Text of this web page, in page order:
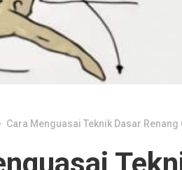
Cara Menguasai Teknik Dasar Renang